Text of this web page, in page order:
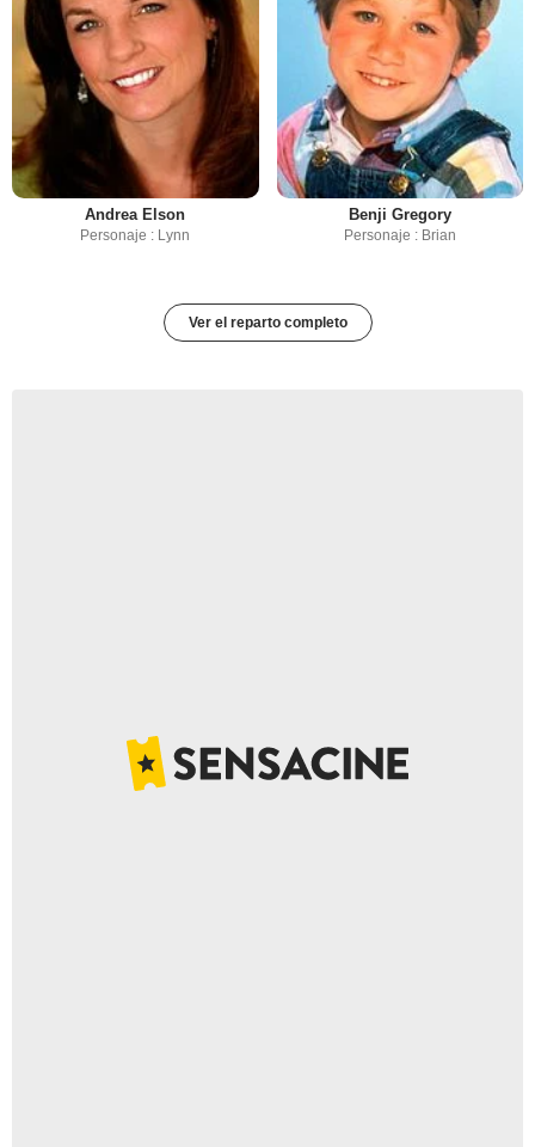
Andrea Elson
Personaje : Lynn
Benji Gregory
Personaje : Brian
Ver el reparto completo